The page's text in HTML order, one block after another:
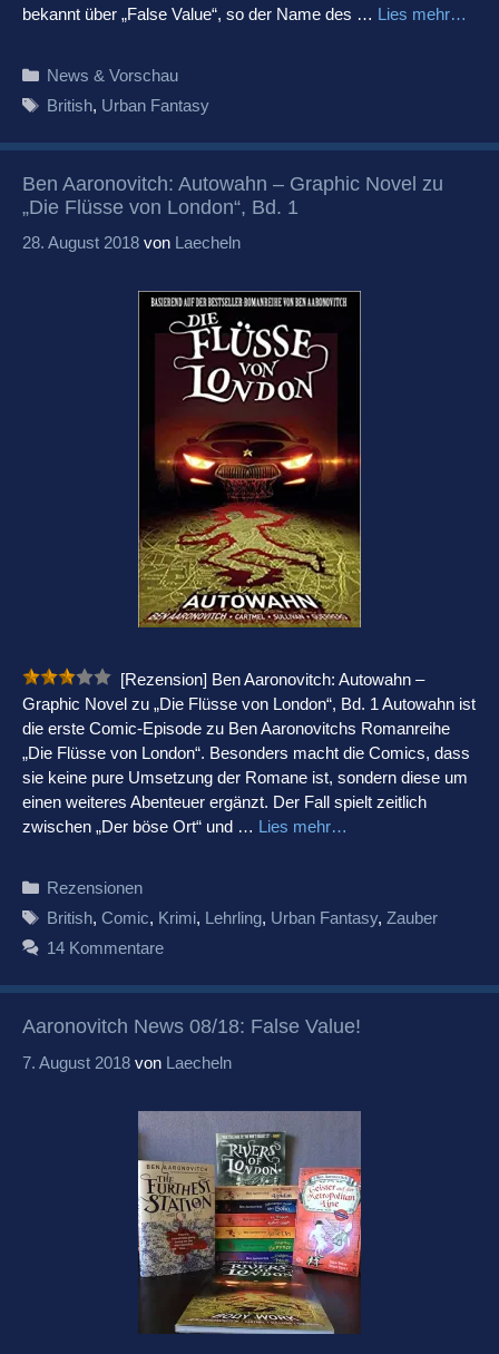
bekannt über „False Value“, so der Name des … Lies mehr…
Kategorien
News & Vorschau
Schlagwörter
British, Urban Fantasy
Ben Aaronovitch: Autowahn – Graphic Novel zu
„Die Flüsse von London“, Bd. 1
28. August 2018 von Laecheln
[Rezension] Ben Aaronovitch: Autowahn –
Graphic Novel zu „Die Flüsse von London“, Bd. 1 Autowahn ist
die erste Comic-Episode zu Ben Aaronovitchs Romanreihe
„Die Flüsse von London“. Besonders macht die Comics, dass
sie keine pure Umsetzung der Romane ist, sondern diese um
einen weiteres Abenteuer ergänzt. Der Fall spielt zeitlich
zwischen „Der böse Ort“ und … Lies mehr…
Kategorien
Rezensionen
Schlagwörter
British, Comic, Krimi, Lehrling, Urban Fantasy, Zauber
14 Kommentare
Aaronovitch News 08/18: False Value!
7. August 2018 von Laecheln